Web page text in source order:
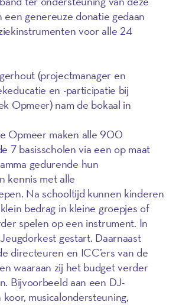
een genereuze donatie gedaan
voor alle 24
(projectmanager en
en -participatie bij
Opmeer) nam de bokaal in
Opmeer maken alle 900
7 basisscholen via een op maat
gedurende hun
kennis met alle
Na schooltijd kunnen kinderen
bedrag in kleine groepjes of
spelen op een instrument. In
gestart. Daarnaast
directeuren en ICC’ers van de
waaraan zij het budget verder
Bijvoorbeeld aan een DJ-
musicalondersteuning,